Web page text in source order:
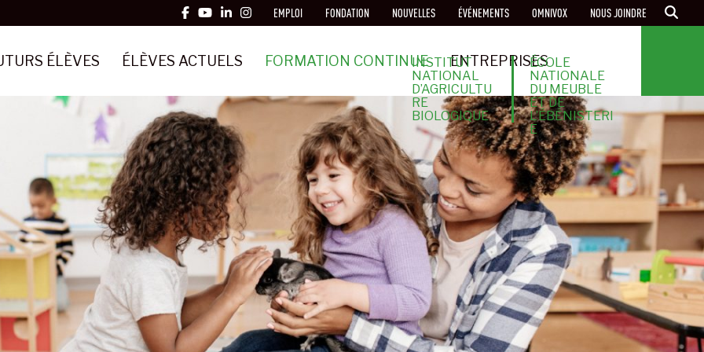
EMPLOI FONDATION NOUVELLES ÉVÉNEMENTS OMNIVOX NOUS JOINDRE
ÉLÈVES ÉLÈVES ACTUELS FORMATION CONTINUE ENTREPRISESÉCOLE
NATIONALE
DU MEUBLE
ET DE
L’ÉBÉNISTERI
E
INSTITUT
NATIONAL
D’AGRICULTU
RE
BIOLOGIQUE